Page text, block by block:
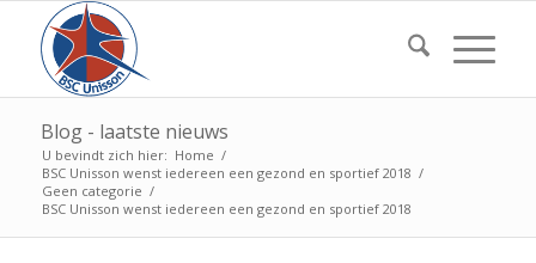
Blog - laatste nieuws
U bevindt zich hier: Home /
BSC Unisson wenst iedereen een gezond en sportief 2018 /
Geen categorie /
BSC Unisson wenst iedereen een gezond en sportief 2018